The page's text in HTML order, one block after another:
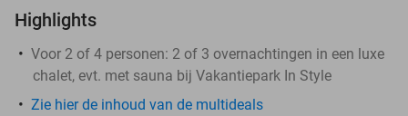
Highlights
Voor 2 of 4 personen: 2 of 3 overnachtingen in een luxe
chalet, evt. met sauna bij Vakantiepark In Style
Zie hier de inhoud van de multideals